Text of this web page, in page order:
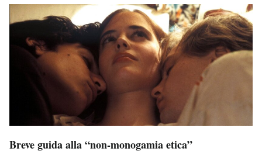
Breve guida alla “non-monogamia etica”